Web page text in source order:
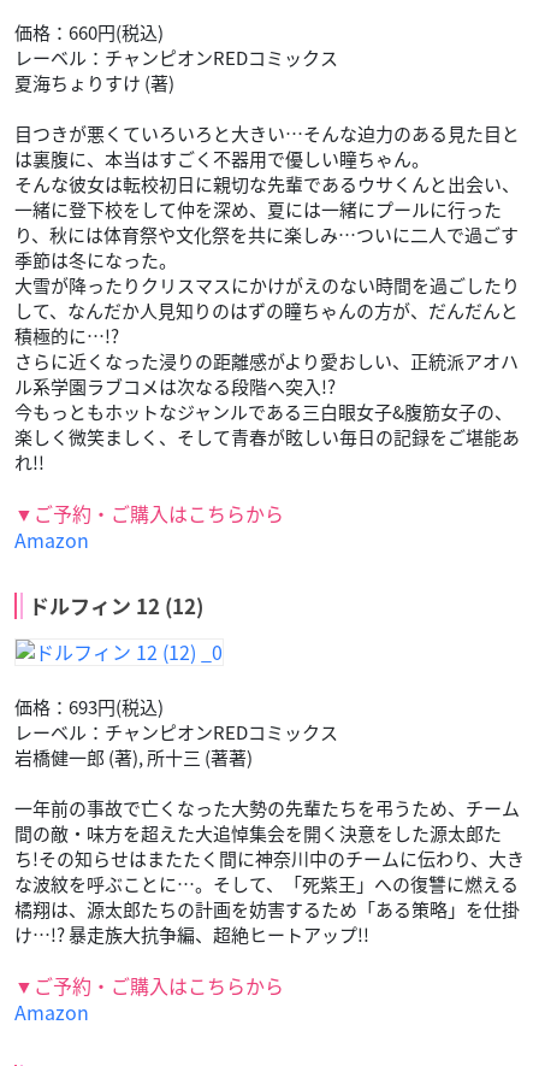
価格：660円(税込)
レーベル：チャンピオンREDコミックス
夏海ちょりすけ (著)
目つきが悪くていろいろと大きい…そんな迫力のある見た目と
は裏腹に、本当はすごく不器用で優しい瞳ちゃん。
そんな彼女は転校初日に親切な先輩であるウサくんと出会い、
一緒に登下校をして仲を深め、夏には一緒にプールに行った
り、秋には体育祭や文化祭を共に楽しみ…ついに二人で過ごす
季節は冬になった。
大雪が降ったりクリスマスにかけがえのない時間を過ごしたり
して、なんだか人見知りのはずの瞳ちゃんの方が、だんだんと
積極的に…!?
さらに近くなった浸りの距離感がより愛おしい、正統派アオハ
ル系学園ラブコメは次なる段階へ突入!?
今もっともホットなジャンルである三白眼女子&腹筋女子の、
楽しく微笑ましく、そして青春が眩しい毎日の記録をご堪能あ
れ!!
▼ご予約・ご購入はこちらから
Amazon
ドルフィン 12 (12)
価格：693円(税込)
レーベル：チャンピオンREDコミックス
岩橋健一郎 (著), 所十三 (著著)
一年前の事故で亡くなった大勢の先輩たちを弔うため、チーム
間の敵・味方を超えた大追悼集会を開く決意をした源太郎た
ち!その知らせはまたたく間に神奈川中のチームに伝わり、大き
な波紋を呼ぶことに…。そして、「死紫王」への復讐に燃える
橘翔は、源太郎たちの計画を妨害するため「ある策略」を仕掛
け…!? 暴走族大抗争編、超絶ヒートアップ!!
▼ご予約・ご購入はこちらから
Amazon